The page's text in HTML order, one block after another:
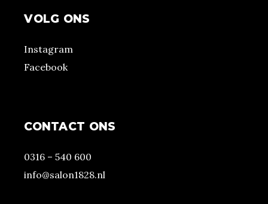
VOLG ONS
Instagram
Facebook
CONTACT ONS
0316 – 540 600
info@salon1828.nl